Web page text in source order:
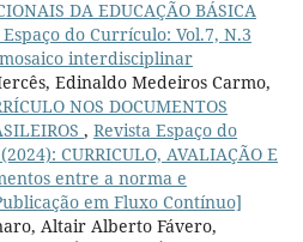
DA EDUCAÇÃO BÁSICA
do Currículo: Vol.7, N.3
mosaico interdisciplinar
Edinaldo Medeiros Carmo,
NOS DOCUMENTOS
, Revista Espaço do
CURRICULO, AVALIAÇÃO E
entre a norma e
em Fluxo Contínuo]
Altair Alberto Fávero,